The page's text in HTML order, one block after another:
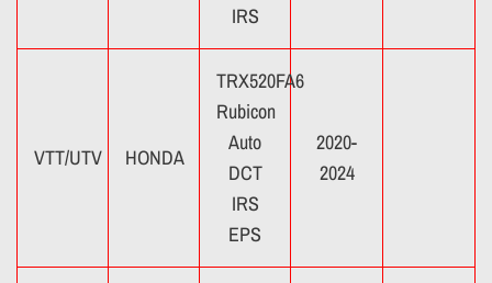
IRS
VTT/UTV HONDA
TRX520FA6
Rubicon
Auto
DCT
IRS
EPS
2020-
2024